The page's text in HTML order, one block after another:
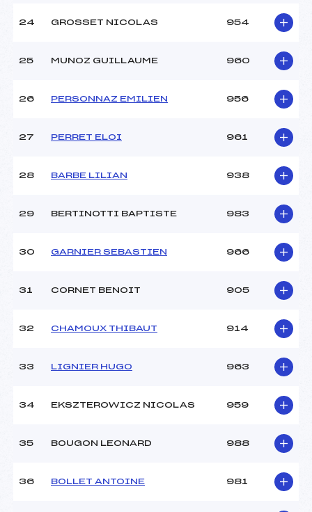
24 GROSSET NICOLAS 954
25 MUNOZ GUILLAUME 960
26 PERSONNAZ EMILIEN 956
27 PERRET ELOI 961
28 BARBE LILIAN 938
29 BERTINOTTI BAPTISTE 983
30 GARNIER SEBASTIEN 966
31 CORNET BENOIT 905
32 CHAMOUX THIBAUT 914
33 LIGNIER HUGO 963
34 EKSZTEROWICZ NICOLAS 959
35 BOUGON LEONARD 988
36 BOLLET ANTOINE 981